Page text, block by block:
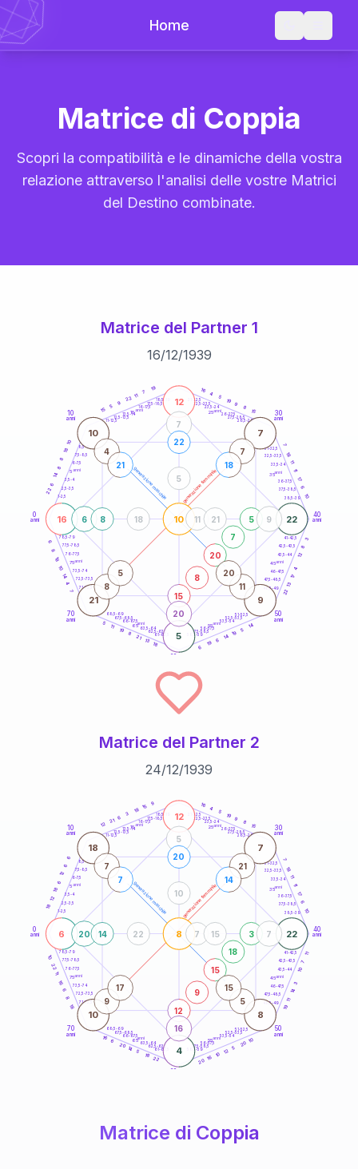
Home
Matrice di Coppia
Scopri la compatibilità e le dinamiche della vostra
relazione attraverso l'analisi delle vostre Matrici
del Destino combinate.
Matrice del Partner 1
16/12/1939
generazione maschile generazione femminile
0
anni
10
anni
30
anni
40
anni
50
anni
60
70
anni
1-2,5
2,5-3,5
3,5-4
6-7,5
7,5-8,5
8,5-9
11-12,5
12,5-13,5
13,5-14
16-17,5
17,5-18,5
18,5-19
21-22,5
22,5-23,5
23,5-24
26-27,5
27,5-28,5
28,5-29
31-32,5
32,5-33,5
33,5-34
36-37,5
37,5-38,5
38,5-39
41-42,5
42,5-43,5
43,5-44
46-47,5
47,5-48,5
48,5-49
51-52,5
52,5-53,5
53,5-54
56-57,5
57,5-58,5
58,5-59
61-62,5
62,5-63,5
63,5-64
66-67,5
67,5-68,5
68,5-69
71-72,5
72,5-73,5
73,5-74
76-77,5
77,5-78,5
78,5-79
22
6
14
8
8
18
10
15
5
9
22 11
7
19 16 4
5
19
9
8
15
7
18
11
11
17
6
10
3
8
12
4
17
13
22
14
5
19
14
6
19
6
18
13
21
8
19
11
5
7
4
14
10
18
8
6
16
12
22
5
10
10 7
21 9
15
8
20
7
5
6
7
9
20
8
22
11 21
18
5
4
21
7
18
8
5
11
20
5anni
15 anni 25anni
35anni
45anni
55anni
65anni
75anni
Matrice del Partner 2
24/12/1939
generazione maschile generazione femminile
0
anni
10
anni
30
anni
40
anni
50
anni
60
70
anni
1-2,5
2,5-3,5
3,5-4
6-7,5
7,5-8,5
8,5-9
11-12,5
12,5-13,5
13,5-14
16-17,5
17,5-18,5
18,5-19 21-22,5
22,5-23,5
23,5-24
26-27,5
27,5-28,5
28,5-29
31-32,5
32,5-33,5
33,5-34
36-37,5
37,5-38,5
38,5-39
41-42,5
42,5-43,5
43,5-44
46-47,5
47,5-48,5
48,5-49
51-52,5
52,5-53,5
53,5-54
56-57,5
57,5-58,5
58,5-59
61-62,5
62,5-63,5
63,5-64
66-67,5
67,5-68,5
68,5-69
71-72,5
72,5-73,5
73,5-74
76-77,5
77,5-78,5
78,5-79
18
12
18
6
12
6
6
12
21
6
3
18 15
9 16 4
5
19
9
8
15
7
18
11
11
17
6
10
11
7
10
3
14
11
19
10
20
5
12
10
16
20
22
18
5
14
20
6
16
18
8
6
16
11
22
10
6
12
22
4
8
18 7
10 8
12
9
15
18
3
20
5
7
16
14
20
7 15
22
10
7
7
21
14
9
17
5
15
5anni
15 anni 25anni
35anni
45anni
55anni
65anni
75anni
Matrice di Coppia